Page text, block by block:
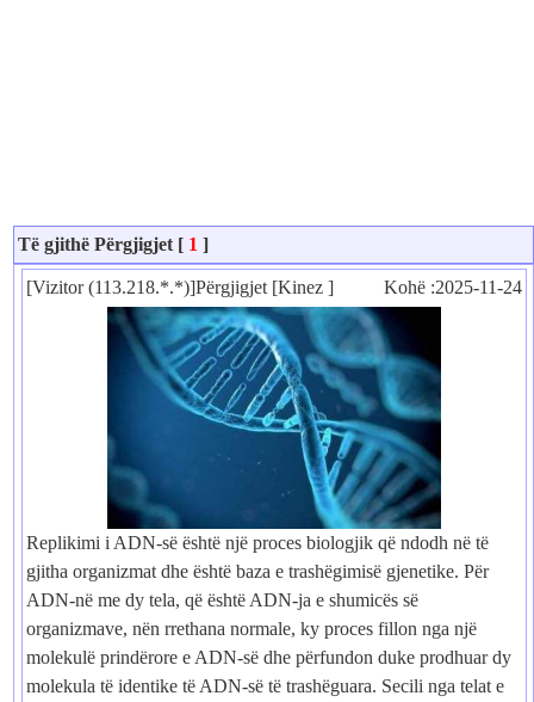
Të gjithë Përgjigjet [ 1 ]
[Vizitor (113.218.*.*)]Përgjigjet [Kinez ] Kohë :2025-11-24
Replikimi i ADN-së është një proces biologjik që ndodh në të
gjitha organizmat dhe është baza e trashëgimisë gjenetike. Për
ADN-në me dy tela, që është ADN-ja e shumicës së
organizmave, nën rrethana normale, ky proces fillon nga një
molekulë prindërore e ADN-së dhe përfundon duke prodhuar dy
molekula të identike të ADN-së të trashëguara. Secili nga telat e